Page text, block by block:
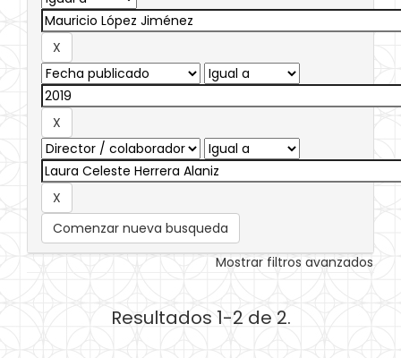
Comenzar nueva busqueda
Mostrar filtros avanzados
Resultados 1-2 de 2.